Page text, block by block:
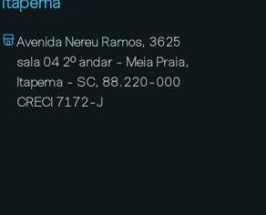
Avenida Nereu Ramos, 3625
sala 04 2º andar - Meia Praia,
Itapema - SC, 88.220-000
CRECI 7172-J